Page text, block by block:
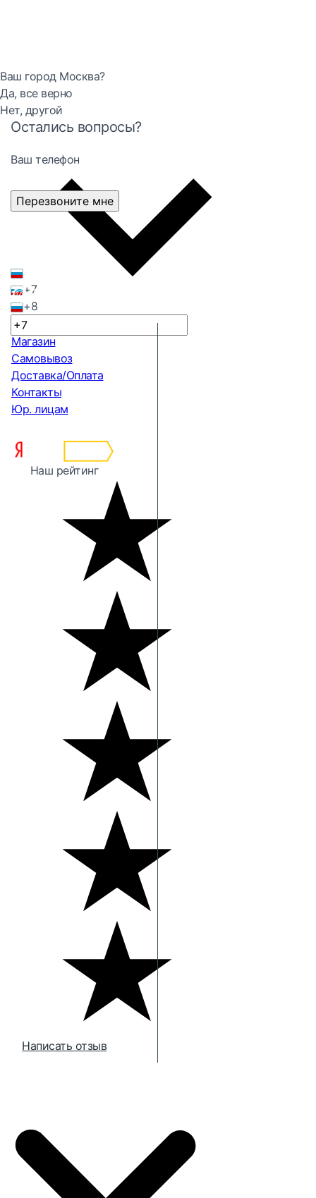
Ваш город Москва?
Да, все верно
Нет, другой
Остались вопросы?
Ваш телефон
+7
+8
Перезвоните мне
Магазин
Самовывоз
Доставка/Оплата
Контакты
Юр. лицам
Наш рейтинг
Написать отзыв